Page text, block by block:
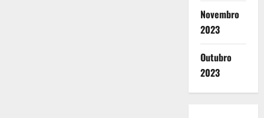
Novembro
2023
Outubro
2023